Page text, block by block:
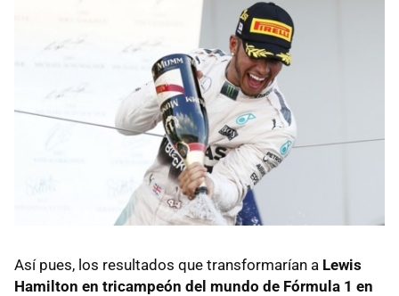
Así pues, los resultados que transformarían a Lewis
Hamilton en tricampeón del mundo de Fórmula 1 en